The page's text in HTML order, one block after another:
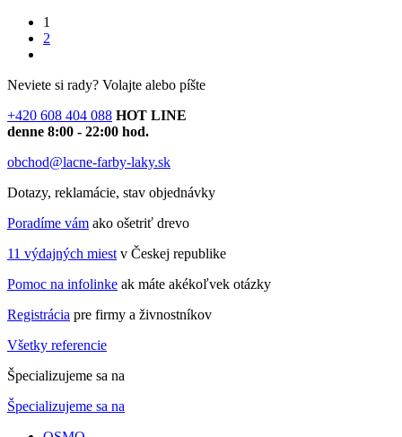
1
2
Neviete si rady? Volajte alebo píšte
+420 608 404 088 HOT LINE
denne 8:00 - 22:00 hod.
obchod@lacne-farby-laky.sk
Dotazy, reklamácie, stav objednávky
Poradíme vám ako ošetriť drevo
11 výdajných miest v Českej republike
Pomoc na infolinke ak máte akékoľvek otázky
Registrácia pre firmy a živnostníkov
Všetky referencie
Špecializujeme sa na
Špecializujeme sa na